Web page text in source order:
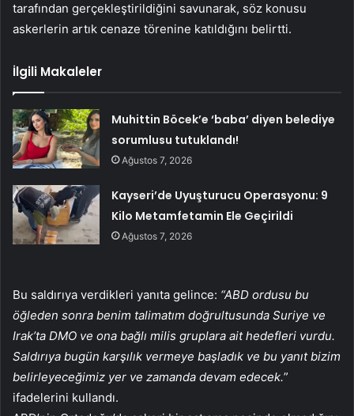
tarafından gerçekleştirildiğini savunarak, söz konusu
askerlerin artık cenaze törenine katıldığını belirtti.
İlgili Makaleler
Muhittin Böcek’e ‘baba’ diyen belediye
sorumlusu tutuklandı!
Ağustos 7, 2026
Kayseri’de Uyuşturucu Operasyonu: 9
Kilo Metamfetamin Ele Geçirildi
Ağustos 7, 2026
Bu saldırıya verdikleri yanıta gelince: “ABD ordusu bu
öğleden sonra benim talimatım doğrultusunda Suriye ve
Irak’ta DMO ve ona bağlı milis gruplara ait hedefleri vurdu.
Saldırıya bugün karşılık vermeye başladık ve bu yanıt bizim
belirleyeceğimiz yer ve zamanda devam edecek.”
ifadelerini kullandı.